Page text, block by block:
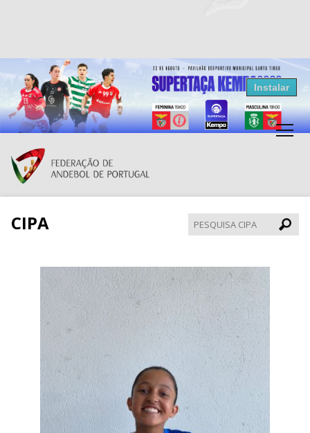
Resultados Andebol
Federação de Andebol de Portugal
Grátis - Disponivel na Play Store
Instalar
CIPA
CIPA